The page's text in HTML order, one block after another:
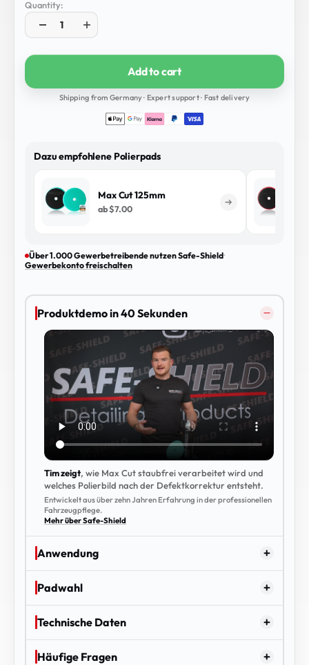
Quantity:
Add to cart
Shipping from Germany · Expert support · Fast delivery
Dazu empfohlene Polierpads
Max Cut 125mm
ab$7.00
Über 1.000 Gewerbetreibende nutzen Safe-Shield·
Gewerbekonto freischalten
Produktdemo in 40 Sekunden
Tim zeigt, wie Max Cut staubfrei verarbeitet wird und
welches Polierbild nach der Defektkorrektur entsteht.
Entwickelt aus über zehn Jahren Erfahrung in der professionellen
Fahrzeugpflege.
Mehr über Safe-Shield
Anwendung
Padwahl
Technische Daten
Häufige Fragen